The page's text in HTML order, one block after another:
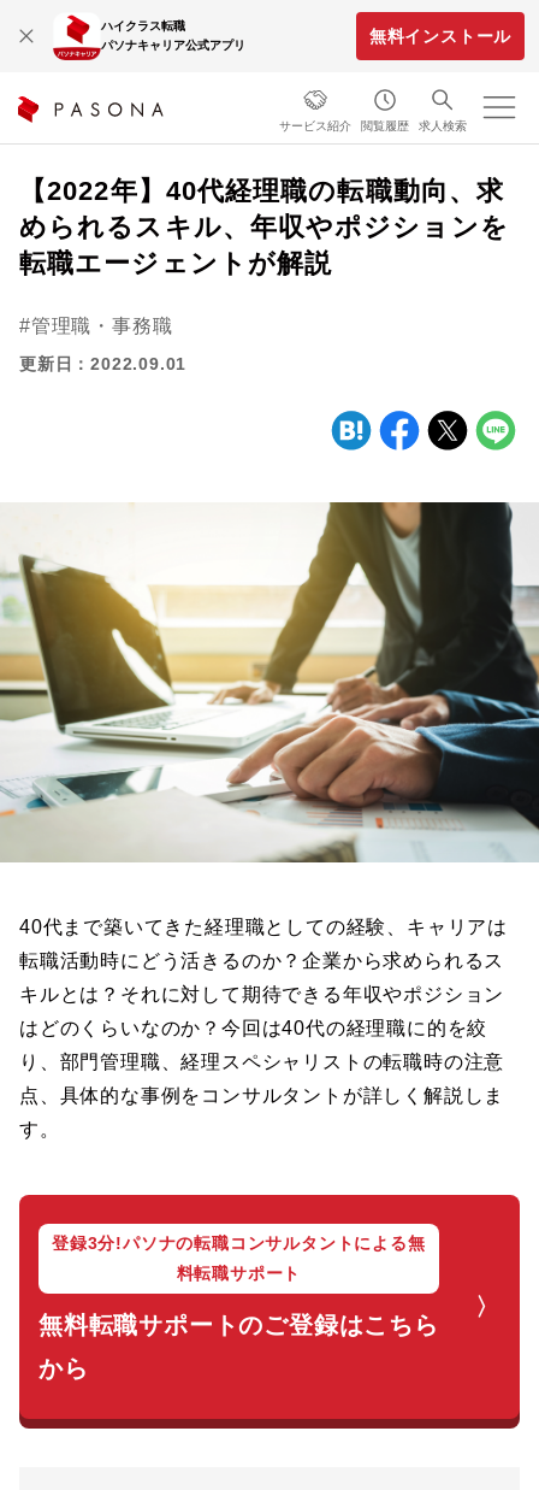
ハイクラス転職
パソナキャリア公式アプリ
無料インストール
サービス紹介 閲覧履歴 求人検索
【2022年】40代経理職の転職動向、求
められるスキル、年収やポジションを
転職エージェントが解説
管理職・事務職
更新日：2022.09.01
40代まで築いてきた経理職としての経験、キャリアは
転職活動時にどう活きるのか？企業から求められるス
キルとは？それに対して期待できる年収やポジション
はどのくらいなのか？今回は40代の経理職に的を絞
り、部門管理職、経理スペシャリストの転職時の注意
点、具体的な事例をコンサルタントが詳しく解説しま
す。
登録3分!パソナの転職コンサルタントによる無
料転職サポート
無料転職サポートのご登録はこちら
から